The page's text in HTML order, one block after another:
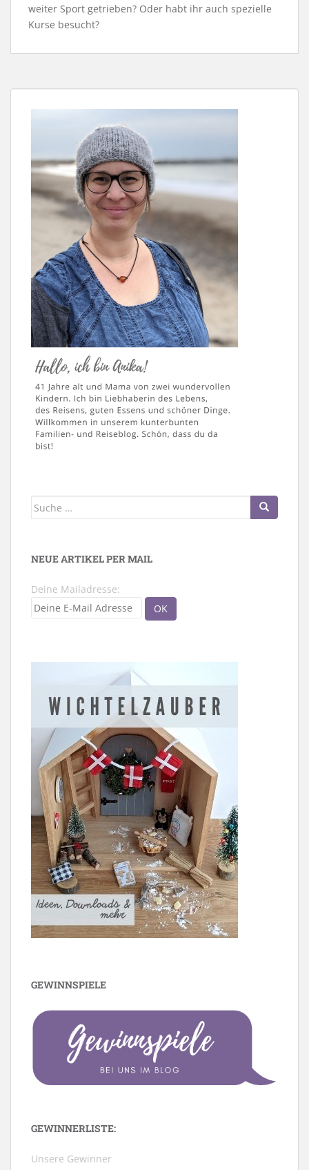
weiter Sport getrieben? Oder habt ihr auch spezielle
Kurse besucht?
Suche
NEUE ARTIKEL PER MAIL
Deine Mailadresse:
GEWINNSPIELE
GEWINNERLISTE:
Unsere Gewinner